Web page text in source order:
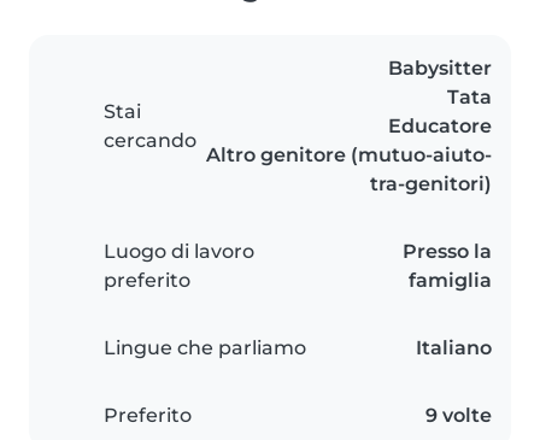
Stai
cercando
Babysitter
Tata
Educatore
Altro genitore (mutuo-aiuto-
tra-genitori)
Luogo di lavoro
preferito
Presso la
famiglia
Lingue che parliamo Italiano
Preferito 9 volte